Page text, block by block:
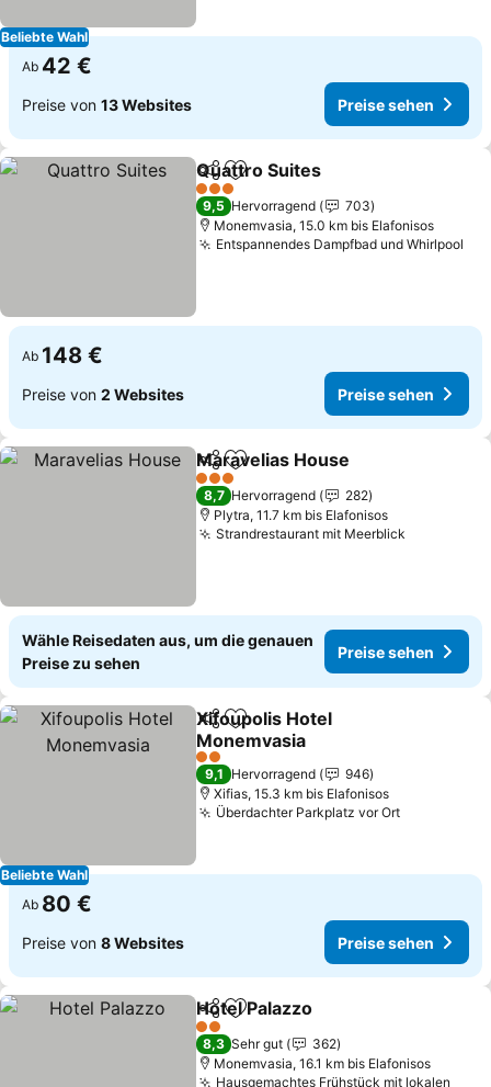
Beliebte Wahl
Ab 42 €
Preise von 13 Websites Preise sehen
TeilenZu Favoriten hinzufügen
Quattro Suites
3 Sterne
9,5 Hervorragend
703
Monemvasia, 15.0 km bis Elafonisos
Entspannendes Dampfbad und Whirlpool
Ab 148 €
Preise von 2 Websites Preise sehen
TeilenZu Favoriten hinzufügen
Maravelias House
3 Sterne
8,7 Hervorragend
282
Plytra, 11.7 km bis Elafonisos
Strandrestaurant mit Meerblick
Wähle Reisedaten aus, um die genauen
Preise zu sehen
Preise sehen
Beliebte Wahl
TeilenZu Favoriten hinzufügen
Xifoupolis Hotel
Monemvasia
Preise sehen
2 Sterne
9,1 Hervorragend
946
Xifias, 15.3 km bis Elafonisos
Überdachter Parkplatz vor OrtPreise
Ab 80 €
Preise von 8 Websites Preise sehen
TeilenZu Favoriten hinzufügen
Hotel Palazzo
2 Sterne
8,3 Sehr gut
362
Monemvasia, 16.1 km bis Elafonisos
Hausgemachtes Frühstück mit lokalen